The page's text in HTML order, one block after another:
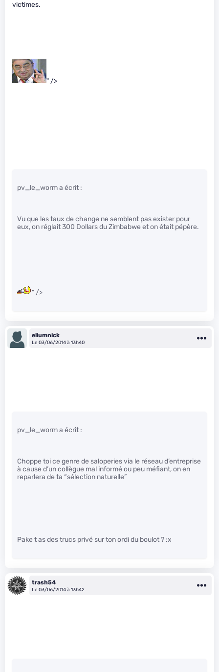
victimes.
" />
pv_le_worm a écrit :
Vu que les taux de change ne semblent pas exister pour
eux, on réglait 300 Dollars du Zimbabwe et on était pépère.
" />
eliumnick
Le 03/06/2014 à 13h40
pv_le_worm a écrit :
Choppe toi ce genre de saloperies via le réseau d’entreprise
à cause d’un collègue mal informé ou peu méfiant, on en
reparlera de ta “sélection naturelle”
Pake t as des trucs privé sur ton ordi du boulot ? :x
trash54
Le 03/06/2014 à 13h42